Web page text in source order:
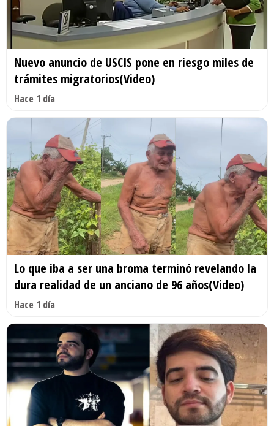
Nuevo anuncio de USCIS pone en riesgo miles de
trámites migratorios(Video)
Hace 1 día
Lo que iba a ser una broma terminó revelando la
dura realidad de un anciano de 96 años(Video)
Hace 1 día